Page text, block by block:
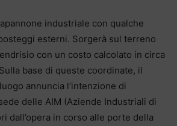
industriale con qualche
esterni. Sorgerà sul terreno
con un costo calcolato in circa
base di queste coordinate, il
annuncia l’intenzione di
delle AIM (Aziende Industriali di
dall’opera in corso alle porte della